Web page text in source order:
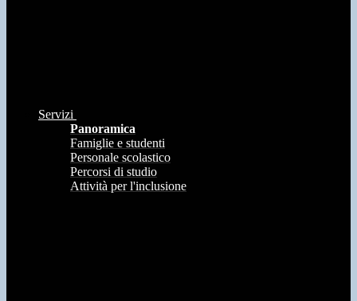
Servizi
Panoramica
Famiglie e studenti
Personale scolastico
Percorsi di studio
Attività per l'inclusione